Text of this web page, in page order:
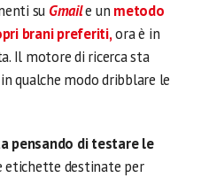
su Gmaile un metodo
brani preferiti,ora è in
Il motore di ricerca sta
qualche modo dribblare le
pensando di testare le
destinate per